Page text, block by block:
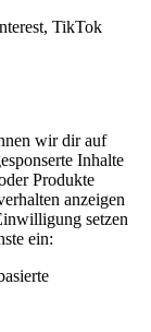
TikTok
wir dir auf
Inhalte
Produkte
anzeigen
setzen
ein: